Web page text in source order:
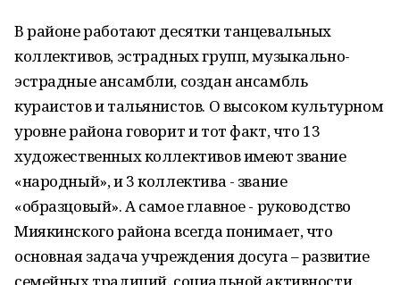
В районе работают десятки танцевальных
коллективов, эстрадных групп, музыкально-
эстрадные ансамбли, создан ансамбль
кураистов и тальянистов. О высоком культурном
уровне района говорит и тот факт, что 13
художественных коллективов имеют звание
«народный», и 3 коллектива - звание
«образцовый». А самое главное - руководство
Миякинского района всегда понимает, что
основная задача учреждения досуга – развитие